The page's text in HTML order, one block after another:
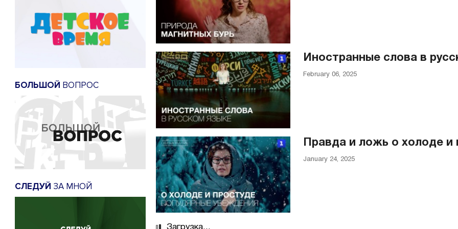
БОЛЬШОЙ ВОПРОС
СЛЕДУЙ ЗА МНОЙ
Иностранные слова в
February 06, 2025
Правда и ложь о холоде и
January 24, 2025
Загрузка...